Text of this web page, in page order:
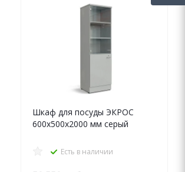
Шкаф для посуды ЭКРОС
600х500х2000 мм серый
Есть в наличии